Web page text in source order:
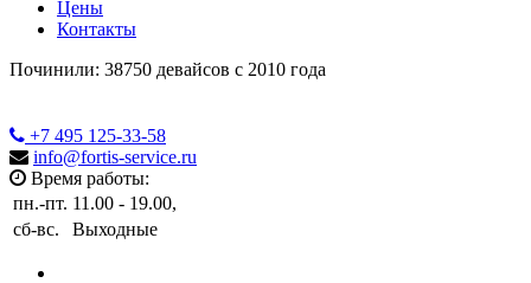
Цены
Контакты
Починили: 38750 девайсов с 2010 года
+7 495 125-33-58
info@fortis-service.ru
Время работы:
пн.-пт. 11.00 - 19.00,
сб-вс.
Выходные